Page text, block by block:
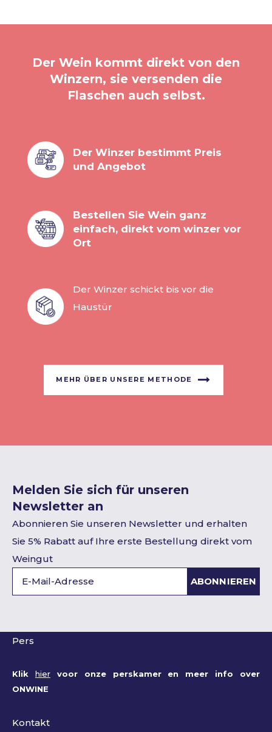
Der Wein kommt direkt von den
Winzern, sie versenden die
Flaschen auch selbst.
Der Winzer bestimmt Preis
und Angebot
Bestellen Sie Wein ganz
einfach, direkt vom winzer vor
Ort
Der Winzer schickt bis vor die
Haustür
MEHR ÜBER UNSERE METHODE
Melden Sie sich für unseren
Newsletter an
Abonnieren Sie unseren Newsletter und erhalten
Sie 5% Rabatt auf Ihre erste Bestellung direkt vom
Weingut
ABONNIEREN
Pers
Klik hiervoor onze perskamer en meer info over
ONWINE
Kontakt